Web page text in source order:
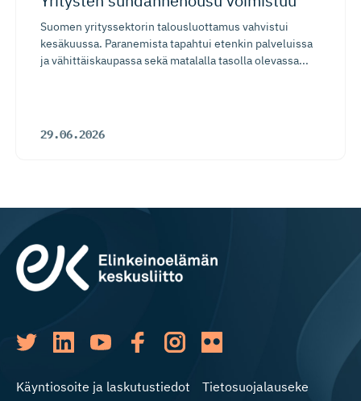
Suomen yrityssektorin talousluottamus vahvistui
kesäkuussa. Paranemista tapahtui etenkin palveluissa
ja vähittäiskaupassa sekä matalalla tasolla olevassa...
29.06.2026
Käyntiosoite ja laskutustiedot Tietosuojalauseke